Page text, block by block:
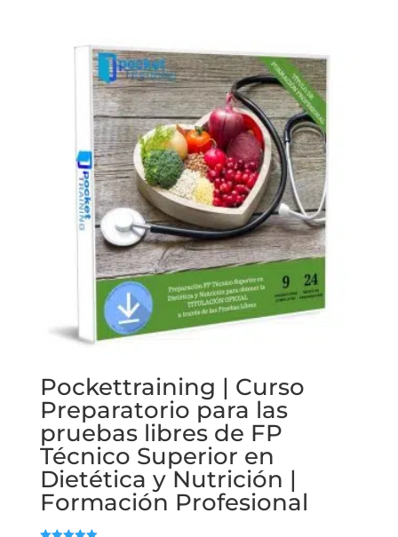
Pockettraining | Curso
Preparatorio para las
pruebas libres de FP
Técnico Superior en
Dietética y Nutrición |
Formación Profesional